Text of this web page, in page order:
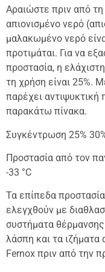
Αραιώστε πριν από
απιονισμένο νερό
μαλακωμένο νερό
προτιμάται. Για να
προστασία, η
τη χρήση είναι 25%.
παρέχει
παρακάτω πίνακα.
Συγκέντρωση 25%
Προστασία από τον
-33 °C
Τα επίπεδα
ελεγχθούν με
συστήματα
λάσπη και τα
Fernox πριν από την